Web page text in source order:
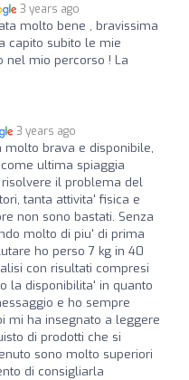
3 years ago
molto bene , bravissima
capito subito le mie
nel mio percorso ! La
3 years ago
molto brava e disponibile,
ultima spiaggia
il problema del
tanta attivita' fisica e
non sono bastati. Senza
molto di piu' di prima
ho perso 7 kg in 40
con risultati compresi
la disponibilita' in quanto
e ho sempre
mi ha insegnato a leggere
di prodotti che si
sono molto superiori
di consigliarla